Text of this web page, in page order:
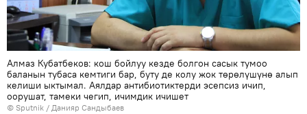
Алмаз Кубатбеков: кош бойлуу кезде болгон сасык тумоо
баланын тубаса кемтиги бар, буту де колу жок төрөлүшүнө алып
келиши ыктымал. Аялдар антибиотиктерди эсепсиз ичип,
оорушат, тамеки чегип, ичимдик ичишет
© Sputnik / Данияр Сандыбаев